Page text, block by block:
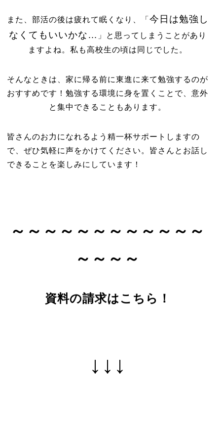
また、部活の後は疲れて眠くなり、「 今日は勉強し
なくてもいいかな… 」と思ってしまうことがあり
ますよね。私も高校生の頃は同じでした。
そんなときは、家に帰る前に東進に来て勉強するのが
おすすめです！勉強する環境に身を置くことで、意外
と集中できることもあります。
皆さんのお力になれるよう精一杯サポートしますの
で、ぜひ気軽に声をかけてください。皆さんとお話し
できることを楽しみにしています！
～～～～～～～～～～～～
～～～～
資料の請求はこちら！
↓↓↓